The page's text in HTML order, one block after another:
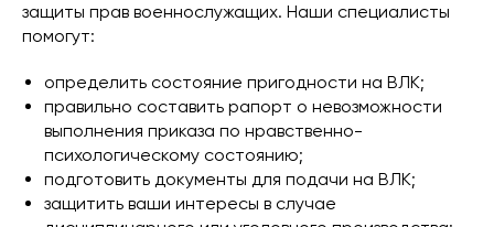
защиты прав военнослужащих. Наши специалисты
помогут:
определить состояние пригодности на ВЛК;
правильно составить рапорт о невозможности
выполнения приказа по нравственно-
психологическому состоянию;
подготовить документы для подачи на ВЛК;
защитить ваши интересы в случае